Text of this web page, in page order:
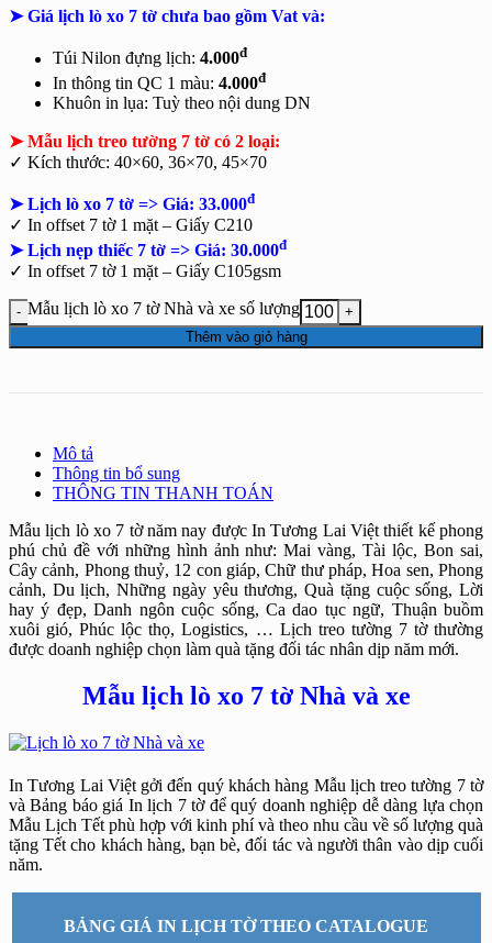
➤ Giá lịch lò xo 7 tờ chưa bao gồm Vat và:
Túi Nilon đựng lịch: 4.000đ
In thông tin QC 1 màu: 4.000đ
Khuôn in lụa: Tuỳ theo nội dung DN
➤ Mẫu lịch treo tường 7 tờ có 2 loại:
✓ Kích thước: 40×60, 36×70, 45×70
➤ Lịch lò xo 7 tờ => Giá: 33.000đ
✓ In offset 7 tờ 1 mặt – Giấy C210
➤ Lịch nẹp thiếc 7 tờ => Giá: 30.000đ
✓ In offset 7 tờ 1 mặt – Giấy C105gsm
Mẫu lịch lò xo 7 tờ Nhà và xe số lượng
Thêm vào giỏ hàng
Mô tả
Thông tin bổ sung
THÔNG TIN THANH TOÁN
Mẫu lịch lò xo 7 tờ năm nay được In Tương Lai Việt thiết kế phong
phú chủ đề với những hình ảnh như: Mai vàng, Tài lộc, Bon sai,
Cây cảnh, Phong thuỷ, 12 con giáp, Chữ thư pháp, Hoa sen, Phong
cảnh, Du lịch, Những ngày yêu thương, Quà tặng cuộc sống, Lời
hay ý đẹp, Danh ngôn cuộc sống, Ca dao tục ngữ, Thuận buồm
xuôi gió, Phúc lộc thọ, Logistics, … Lịch treo tường 7 tờ thường
được doanh nghiệp chọn làm quà tặng đối tác nhân dịp năm mới.
Mẫu lịch lò xo 7 tờ Nhà và xe
In Tương Lai Việt gởi đến quý khách hàng Mẫu lịch treo tường 7 tờ
và Bảng báo giá In lịch 7 tờ để quý doanh nghiệp dễ dàng lựa chọn
Mẫu Lịch Tết phù hợp với kinh phí và theo nhu cầu về số lượng quà
tặng Tết cho khách hàng, bạn bè, đối tác và người thân vào dịp cuối
năm.
BẢNG GIÁ IN LỊCH TỜ THEO CATALOGUE